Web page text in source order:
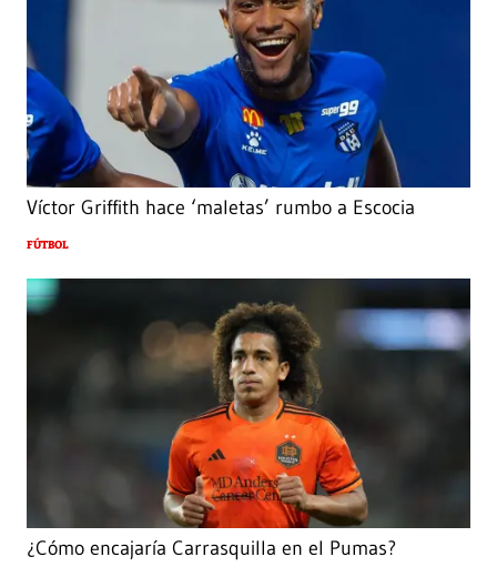
Víctor Griffith hace ‘maletas’ rumbo a Escocia
FÚTBOL
¿Cómo encajaría Carrasquilla en el Pumas?